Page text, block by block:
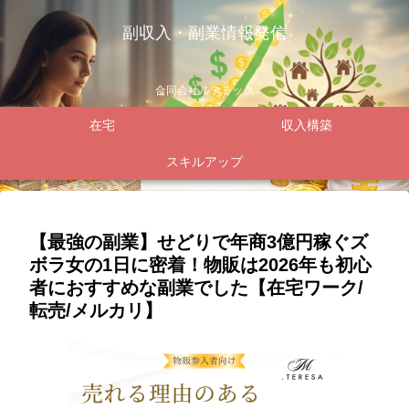
副収入・副業情報発信
合同会社ルテミック
在宅 収入構築
スキルアップ
【最強の副業】せどりで年商3億円稼ぐズ
ボラ女の1日に密着！物販は2026年も初心
者におすすめな副業でした【在宅ワーク/
転売/メルカリ】